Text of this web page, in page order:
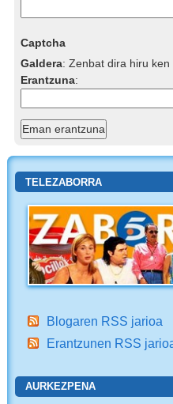
Captcha
Galdera:Zenbat dira hiru
Erantzuna:
TELEZABORRA
Blogaren RSS jarioa
Erantzunen RSS
AURKEZPENA